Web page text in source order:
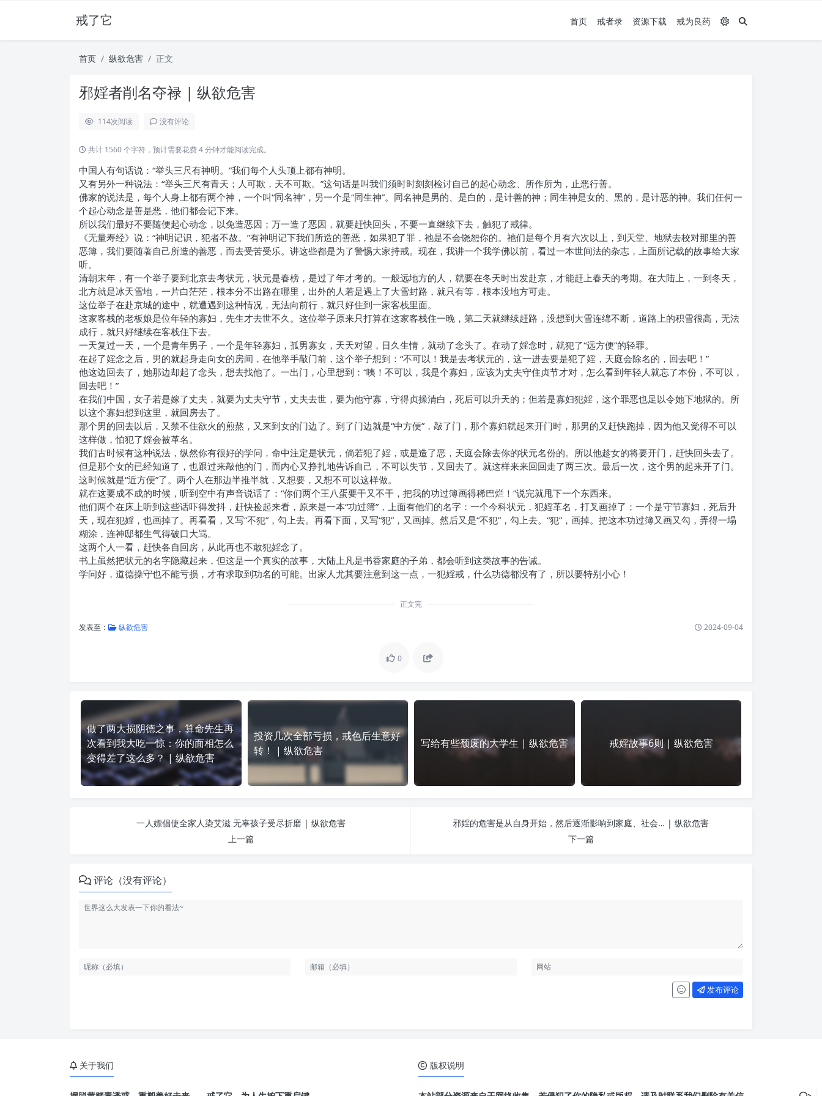
戒了它 首页 戒者录 资源下载 戒为良药
首页 纵欲危害 正文
邪婬者削名夺禄 | 纵欲危害
114次阅读 没有评论
共计 1560 个字符，预计需要花费 4 分钟才能阅读完成。
中国人有句话说：“举头三尺有神明。”我们每个人头顶上都有神明。
又有另外一种说法：“举头三尺有青天；人可欺，天不可欺。”这句话是叫我们须时时刻刻检讨自己的起心动念、所作所为，止恶行善。
佛家的说法是，每个人身上都有两个神，一个叫“同名神”，另一个是“同生神”。同名神是男的、是白的，是计善的神；同生神是女的、黑的，是计恶的神。我们任何一
个起心动念是善是恶，他们都会记下来。
所以我们最好不要随便起心动念，以免造恶因；万一造了恶因，就要赶快回头，不要一直继续下去，触犯了戒律。
《无量寿经》说：“神明记识，犯者不赦。”有神明记下我们所造的善恶，如果犯了罪，祂是不会饶恕你的。祂们是每个月有六次以上，到天堂、地狱去校对那里的善
恶簿，我们要随著自己所造的善恶，而去受苦受乐。讲这些都是为了警惕大家持戒。现在，我讲一个我学佛以前，看过一本世间法的杂志，上面所记载的故事给大家
听。
清朝末年，有一个举子要到北京去考状元，状元是春榜，是过了年才考的。一般远地方的人，就要在冬天时出发赴京，才能赶上春天的考期。在大陆上，一到冬天，
北方就是冰天雪地，一片白茫茫，根本分不出路在哪里，出外的人若是遇上了大雪封路，就只有等，根本没地方可走。
这位举子在赴京城的途中，就遭遇到这种情况，无法向前行，就只好住到一家客栈里面。
这家客栈的老板娘是位年轻的寡妇，先生才去世不久。这位举子原来只打算在这家客栈住一晚，第二天就继续赶路，没想到大雪连绵不断，道路上的积雪很高，无法
成行，就只好继续在客栈住下去。
一天复过一天，一个是青年男子，一个是年轻寡妇，孤男寡女，天天对望，日久生情，就动了念头了。在动了婬念时，就犯了“远方便”的轻罪。
在起了婬念之后，男的就起身走向女的房间，在他举手敲门前，这个举子想到：“不可以！我是去考状元的，这一进去要是犯了婬，天庭会除名的，回去吧！”
他这边回去了，她那边却起了念头，想去找他了。一出门，心里想到：“咦！不可以，我是个寡妇，应该为丈夫守住贞节才对，怎么看到年轻人就忘了本份，不可以，
回去吧！”
在我们中国，女子若是嫁了丈夫，就要为丈夫守节，丈夫去世，要为他守寡，守得贞操清白，死后可以升天的；但若是寡妇犯婬，这个罪恶也足以令她下地狱的。所
以这个寡妇想到这里，就回房去了。
那个男的回去以后，又禁不住欲火的煎熬，又来到女的门边了。到了门边就是“中方便”，敲了门，那个寡妇就起来开门时，那男的又赶快跑掉，因为他又觉得不可以
这样做，怕犯了婬会被革名。
我们古时候有这种说法，纵然你有很好的学问，命中注定是状元，倘若犯了婬，或是造了恶，天庭会除去你的状元名份的。所以他趁女的将要开门，赶快回头去了。
但是那个女的已经知道了，也跟过来敲他的门，而内心又挣扎地告诉自己，不可以失节，又回去了。就这样来来回回走了两三次。最后一次，这个男的起来开了门。
这时候就是“近方便”了。两个人在那边半推半就，又想要，又想不可以这样做。
就在这要成不成的时候，听到空中有声音说话了：“你们两个王八蛋要干又不干，把我的功过簿画得稀巴烂！”说完就甩下一个东西来。
他们两个在床上听到这些话吓得发抖，赶快捡起来看，原来是一本“功过簿”，上面有他们的名字：一个今科状元，犯婬革名，打叉画掉了；一个是守节寡妇，死后升
天，现在犯婬，也画掉了。再看看，又写“不犯”，勾上去。再看下面，又写“犯”，又画掉。然后又是“不犯”，勾上去。“犯”，画掉。把这本功过簿又画又勾，弄得一塌
糊涂，连神邸都生气得破口大骂。
这两个人一看，赶快各自回房，从此再也不敢犯婬念了。
书上虽然把状元的名字隐藏起来，但这是一个真实的故事，大陆上凡是书香家庭的子弟，都会听到这类故事的告诫。
学问好，道德操守也不能亏损，才有求取到功名的可能。出家人尤其要注意到这一点，一犯婬戒，什么功德都没有了，所以要特别小心！
正文完
发表至： 纵欲危害 2024-09-04
0
做了两大损阴德之事，算命先生再
次看到我大吃一惊：你的面相怎么
变得差了这么多？ | 纵欲危害
投资几次全部亏损，戒色后生意好
转！ | 纵欲危害
写给有些颓废的大学生 | 纵欲危害 戒婬故事6则 | 纵欲危害
一人嫖倡使全家人染艾滋 无辜孩子受尽折磨 | 纵欲危害
上一篇
邪婬的危害是从自身开始，然后逐渐影响到家庭、社会… | 纵欲危害
下一篇
评论（没有评论）
发布评论
关于我们 版权说明